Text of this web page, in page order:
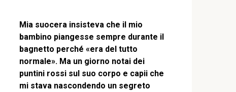
Mia suocera insisteva che il mio
bambino piangesse sempre durante il
bagnetto perché «era del tutto
normale». Ma un giorno notai dei
puntini rossi sul suo corpo e capii che
mi stava nascondendo un segreto